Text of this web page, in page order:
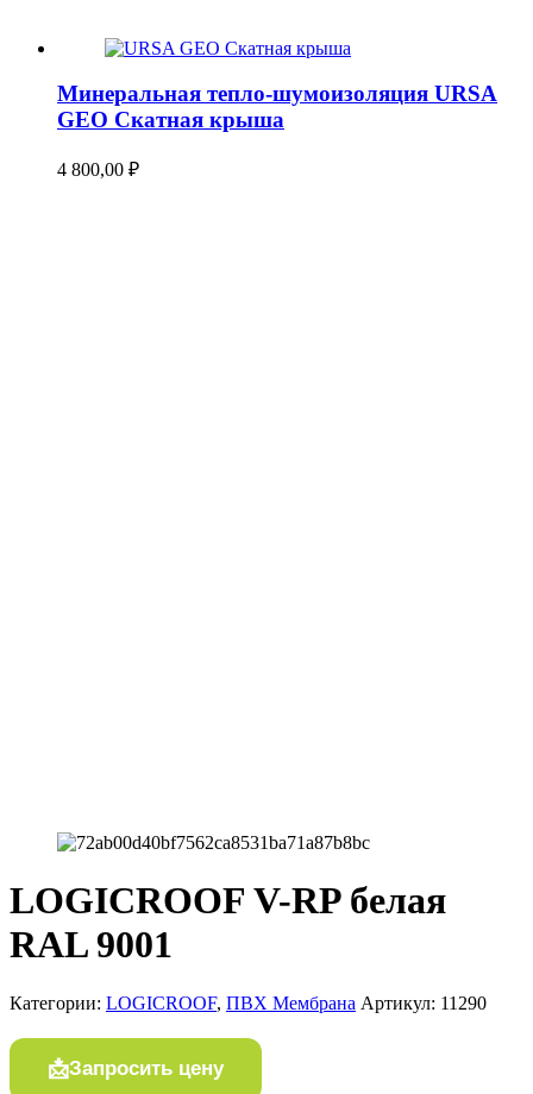
Минеральная тепло-шумоизоляция URSA
GEO Скатная крыша
4 800,00 ₽
LOGICROOF V-RP белая
RAL 9001
Категории: LOGICROOF, ПВХ Мембрана Артикул: 11290
Запросить цену